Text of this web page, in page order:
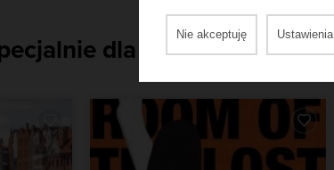
dla CiebieNie akceptuję Ustawienia